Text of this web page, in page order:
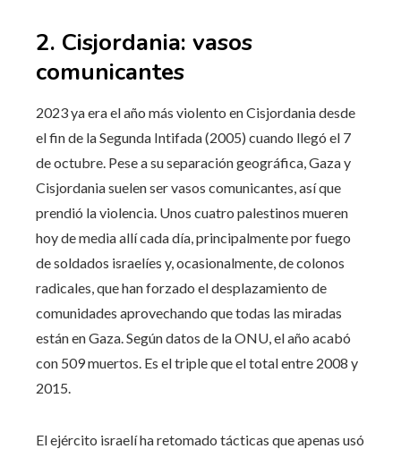
2. Cisjordania: vasos
comunicantes
2023 ya era el año más violento en Cisjordania desde
el fin de la Segunda Intifada (2005) cuando llegó el 7
de octubre. Pese a su separación geográfica, Gaza y
Cisjordania suelen ser vasos comunicantes, así que
prendió la violencia. Unos cuatro palestinos mueren
hoy de media allí cada día, principalmente por fuego
de soldados israelíes y, ocasionalmente, de colonos
radicales, que han forzado el desplazamiento de
comunidades aprovechando que todas las miradas
están en Gaza. Según datos de la ONU, el año acabó
con 509 muertos. Es el triple que el total entre 2008 y
2015.
El ejército israelí ha retomado tácticas que apenas usó